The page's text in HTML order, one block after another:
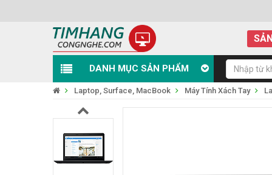
DANH MỤC SẢN PHẨM
Laptop, Surface, MacBook Máy Tính Xách Tay